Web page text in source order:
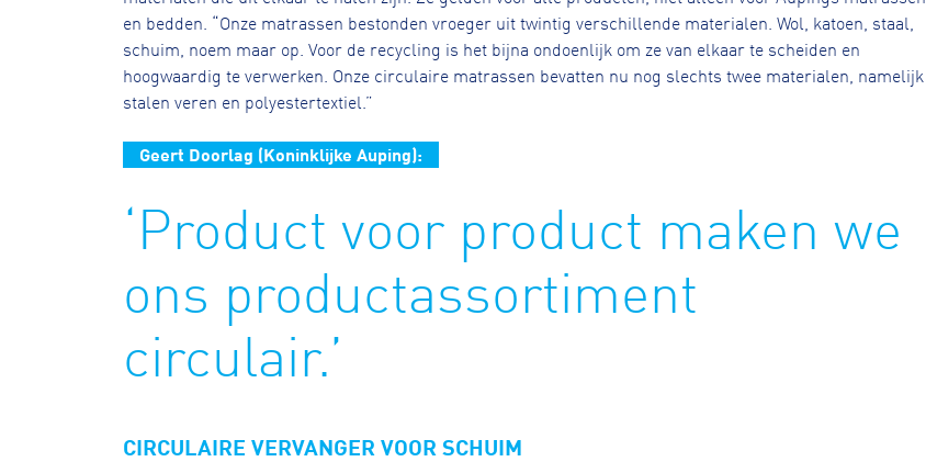
en bedden. “Onze matrassen bestonden vroeger uit twintig verschillende materialen. Wol, katoen, staal,
schuim, noem maar op. Voor de recycling is het bijna ondoenlijk om ze van elkaar te scheiden en
hoogwaardig te verwerken. Onze circulaire matrassen bevatten nu nog slechts twee materialen, namelijk
stalen veren en polyestertextiel.”
Geert Doorlag (Koninklijke Auping):
‘Product voor product maken we
ons productassortiment
circulair.’
CIRCULAIRE VERVANGER VOOR SCHUIM